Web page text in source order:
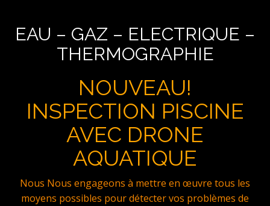
EAU – GAZ – ELECTRIQUE –
THERMOGRAPHIE
NOUVEAU!
INSPECTION PISCINE
AVEC DRONE
AQUATIQUE
Nous Nous engageons à mettre en œuvre tous les
moyens possibles pour détecter vos problèmes de